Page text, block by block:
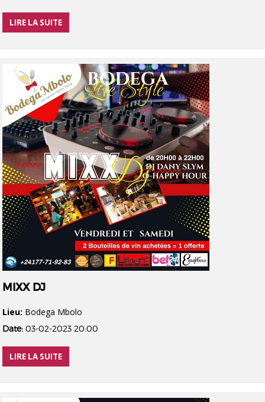
LIRE LA SUITE
MIXX DJ
Lieu: Bodega Mbolo
Date: 03-02-2023 20:00
LIRE LA SUITE